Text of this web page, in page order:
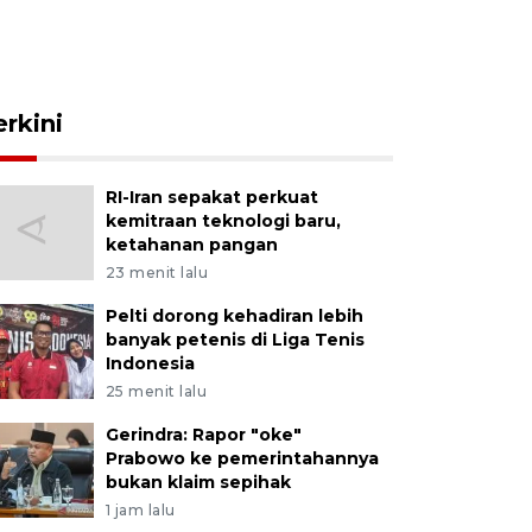
RI-Iran sepakat perkuat
kemitraan teknologi baru,
ketahanan pangan
23 menit lalu
Pelti dorong kehadiran lebih
banyak petenis di Liga Tenis
Indonesia
25 menit lalu
Gerindra: Rapor "oke"
Prabowo ke pemerintahannya
bukan klaim sepihak
1 jam lalu